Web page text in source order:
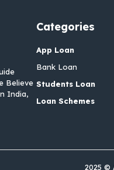
Believe
India,
Categories
App Loan
Bank Loan
Students Loan
Loan Schemes
2025 ©